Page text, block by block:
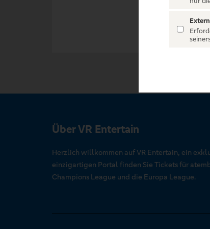
Über VR Entertain
Herzlich willkommen auf VR Entertain, ein
einzigartigen Portal finden Sie Tickets für
Champions League und die Europa League.